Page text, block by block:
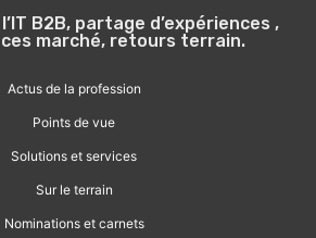
B2B, partage d’expériences ,
marché, retours terrain.
Actus de la profession
Points de vue
Solutions et services
Sur le terrain
Nominations et carnets